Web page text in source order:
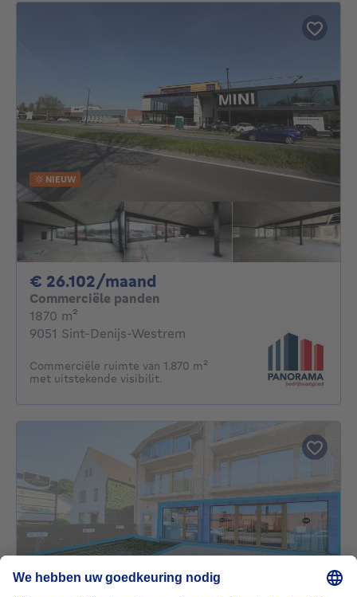
NIEUW
€ 26.102/maand
Commerciële panden
1870 m²
9051 Sint-Denijs-Westrem
Commerciële ruimte van 1.870 m²
met uitstekende visibilit.